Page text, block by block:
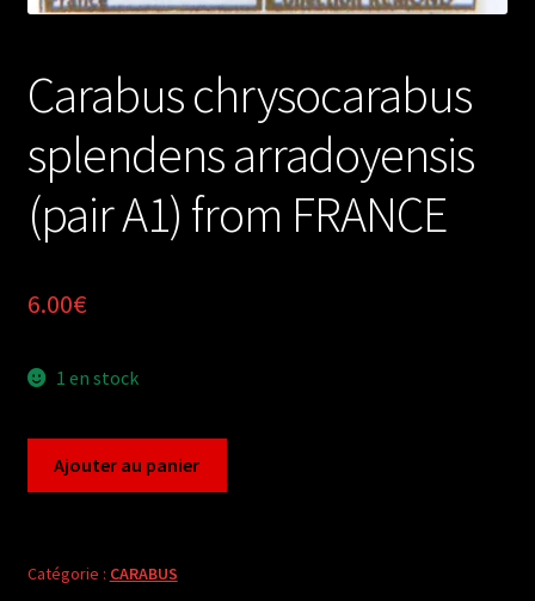
Carabus chrysocarabus
splendens arradoyensis
(pair A1) from FRANCE
6.00€
1 en stock
splendens
Ajouter au panier
Catégorie : CARABUS